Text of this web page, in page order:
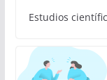
Estudios